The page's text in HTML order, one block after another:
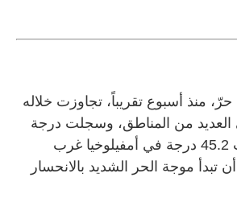
منذ أسبوع تقريباً، تجاوزت خلاله
العديد من المناطق، وسجلت درجة
الحرارة يوم السبت 45.2 درجة في أمفيلوخيا غرب
أن تبدأ موجة الحر الشديد بالانحسار